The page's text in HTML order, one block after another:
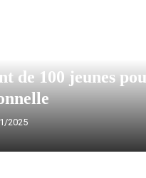
de 100 jeunes
2025